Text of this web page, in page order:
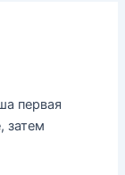
первая
затем